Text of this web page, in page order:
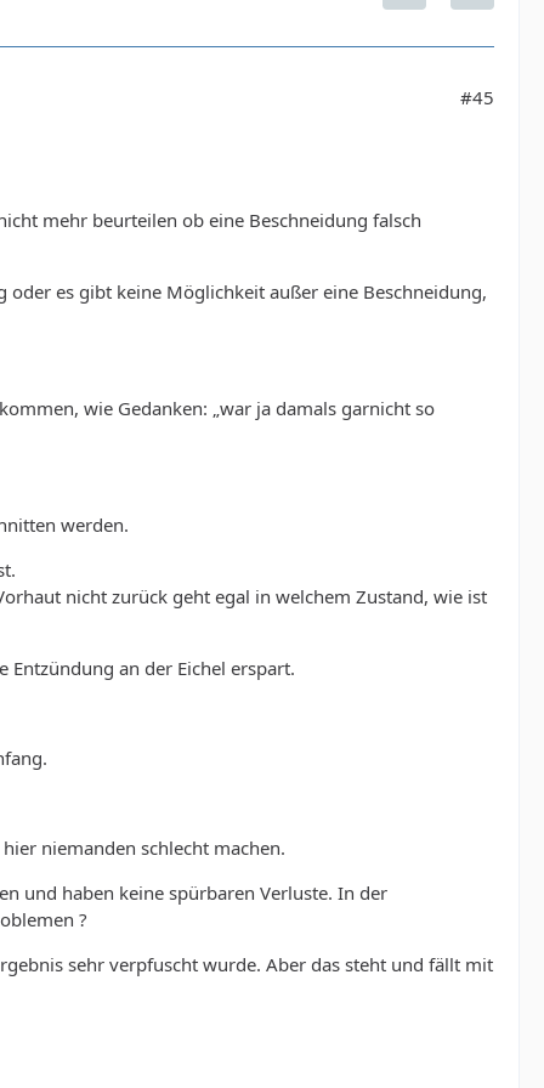
#45
mehr beurteilen ob eine Beschneidung falsch
es gibt keine Möglichkeit außer eine Beschneidung,
wie Gedanken: „war ja damals garnicht so
werden.
nicht zurück geht egal in welchem Zustand, wie ist
an der Eichel erspart.
niemanden schlecht machen.
und haben keine spürbaren Verluste. In der
?
sehr verpfuscht wurde. Aber das steht und fällt mit